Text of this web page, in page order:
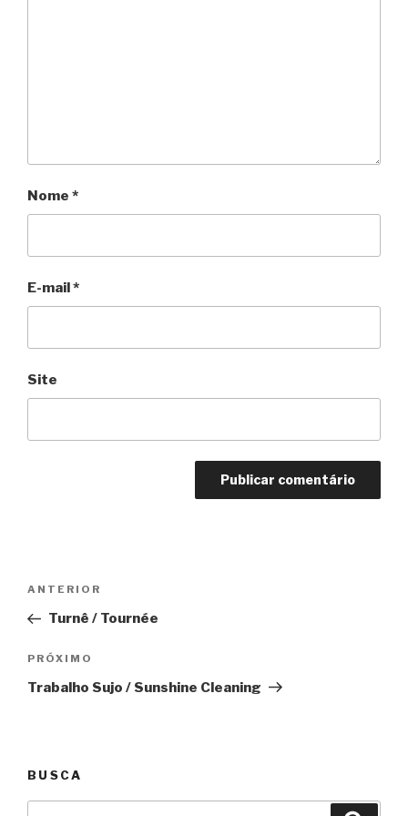
Nome *
E-mail*
Site
Post
Anterior
ANTERIOR
Turnê / Tournée
Próximo
PRÓXIMO
Trabalho Sujo / Sunshine Cleaning
BUSCA